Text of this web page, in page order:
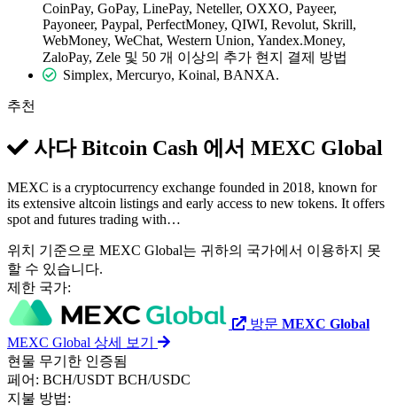
CoinPay, GoPay, LinePay, Neteller, OXXO, Payeer,
Payoneer, Paypal, PerfectMoney, QIWI, Revolut, Skrill,
WebMoney, WeChat, Western Union, Yandex.Money,
ZaloPay, Zele 및 50 개 이상의 추가 현지 결제 방법
Simplex, Mercuryo, Koinal, BANXA.
추천
사다 Bitcoin Cash 에서 MEXC Global
MEXC is a cryptocurrency exchange founded in 2018, known for
its extensive altcoin listings and early access to new tokens. It offers
spot and futures trading with…
위치 기준으로 MEXC Global는 귀하의 국가에서 이용하지 못
할 수 있습니다.
제한 국가:
방문 MEXC Global
MEXC Global 상세 보기
현물 무기한 인증됨
페어: BCH/USDT BCH/USDC
지불 방법: